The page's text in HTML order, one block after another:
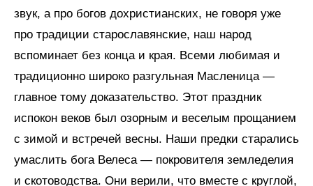
звук, а про богов дохристианских, не говоря уже
про традиции старославянские, наш народ
вспоминает без конца и края. Всеми любимая и
традиционно широко разгульная Масленица —
главное тому доказательство. Этот праздник
испокон веков был озорным и веселым прощанием
с зимой и встречей весны. Наши предки старались
умаслить бога Велеса — покровителя земледелия
и скотоводства. Они верили, что вместе с круглой,